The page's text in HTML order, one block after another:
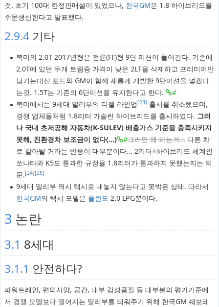
것. 초기 100대 한정판매설이 있었으나, 한국GM은 1.8 하이브리드를
주문생산한다고 발표했다.
2.9.4기타
북미의 2.0T 2017년형은 전륜(FF)형 9단 미션이 들어간다. 기존에
2.0T에 있던 두개 트림중 가격이 낮은 2LT을 삭제하고 프리미어만
남기는대신 포드와 GM이 함께 새롭게 개발한 9단미션을 넣겠다
는것. 1.5T는 기존의 6단미션을 유지한다고 한다.
#
북미에서는 9세대 말리부의 디젤 라인업[23] 출시를 취소했으며,
경쟁 업체들처럼 1.8리터 가솔린 하이브리드를 출시하였다. 그러
나 국내 초저공해 자동차(K-SULEV) 배출가스 기준을 충족시키지
못해, 친환경차 보조금이 없다(...)
#그러면 왜 파는겨...다른 차
로 갈아탈 거라는 반응이 대부분이다... 2리터+하이브리드 체계인
쏘나타와 K5도 통과한 규정을 1.8리터가 통과하지 못했는지는 의
문.[24][25]
9세대 말리부 역시 택시로 내놓지 않는다고 못박은 상태. 따라서
한국GM의 택시 모델은 올란도 2.0 LPG뿐이다.
3 논란
3.1 8세대
3.1.1 안전하다?
파워트레인, 편의사양, 공간, 내부 감성품질 등 대부분의 평가기준에
서 경쟁 모델보다 떨어지는 말리부를 띄워주기 위해 한국GM 쉐보레